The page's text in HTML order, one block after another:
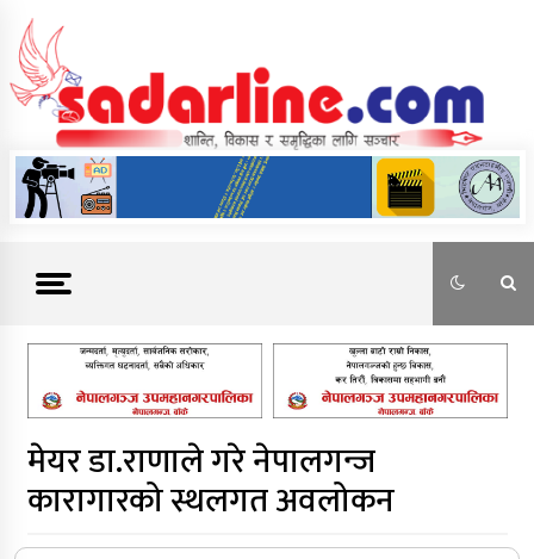
content
News For Nepal
मेयर डा.राणाले गरे नेपालगन्ज
कारागारको स्थलगत अवलोकन